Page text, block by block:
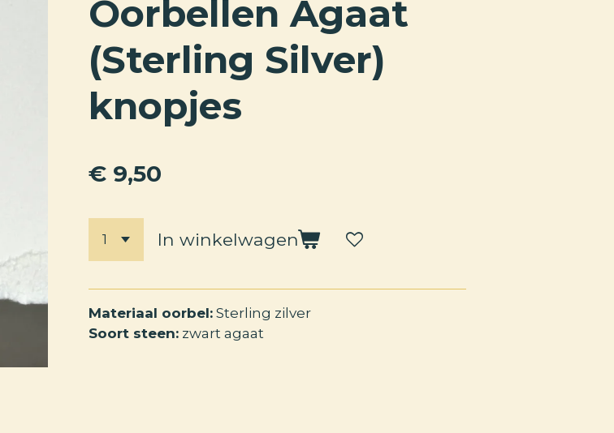
Oorbellen Agaat
(Sterling Silver)
knopjes
€ 9,50
In winkelwagen
Materiaal oorbel: Sterling zilver
Soort steen: zwart agaat